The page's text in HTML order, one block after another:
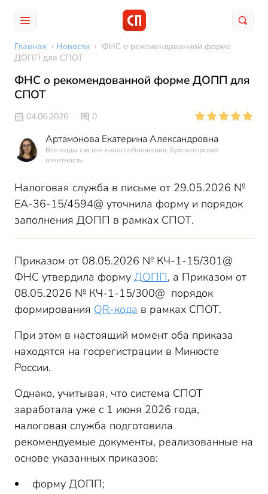
Главная › Новости › ФНС о рекомендованной форме
ДОПП для СПОТ
ФНС о рекомендованной форме ДОПП для
СПОТ
04.06.2026 0
Артамонова Екатерина Александровна
Все виды систем налогообложения, бухгалтерская
отчетность
Налоговая служба в письме от 29.05.2026 №
ЕА-36-15/4594@ уточнила форму и порядок
заполнения ДОПП в рамках СПОТ.
Приказом от 08.05.2026 № КЧ-1-15/301@
ФНС утвердила форму ДОПП, а Приказом от
08.05.2026 № КЧ-1-15/300@ порядок
формирования QR-кода в рамках СПОТ.
При этом в настоящий момент оба приказа
находятся на госрегистрации в Минюсте
России.
Однако, учитывая, что система СПОТ
заработала уже с 1 июня 2026 года,
налоговая служба подготовила
рекомендуемые документы, реализованные на
основе указанных приказов:
форму ДОПП;